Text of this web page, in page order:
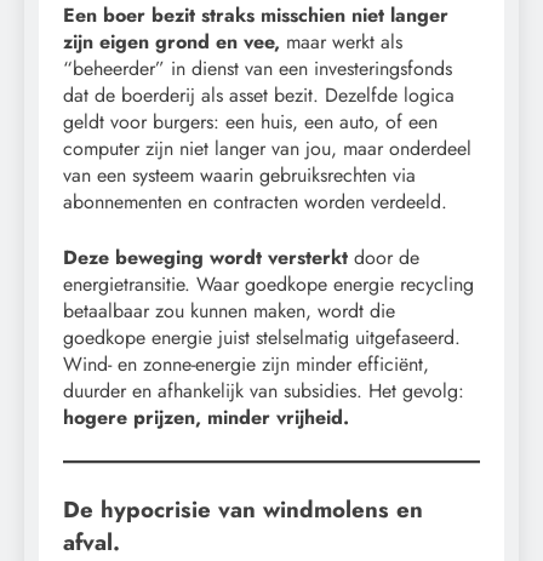
Een boer bezit straks misschien niet langer
zijn eigen grond en vee, maar werkt als
“beheerder” in dienst van een investeringsfonds
dat de boerderij als asset bezit. Dezelfde logica
geldt voor burgers: een huis, een auto, of een
computer zijn niet langer van jou, maar onderdeel
van een systeem waarin gebruiksrechten via
abonnementen en contracten worden verdeeld.
Deze beweging wordt versterkt door de
energietransitie. Waar goedkope energie recycling
betaalbaar zou kunnen maken, wordt die
goedkope energie juist stelselmatig uitgefaseerd.
Wind- en zonne-energie zijn minder efficiënt,
duurder en afhankelijk van subsidies. Het gevolg:
hogere prijzen, minder vrijheid.
De hypocrisie van windmolens en
afval.